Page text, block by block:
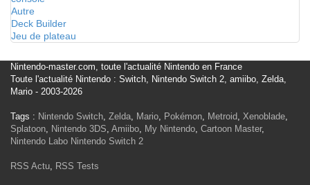
Autre
Deck Builder
Jeu de plateau
Nintendo-master.com, toute l'actualité Nintendo en France
Toute l'actualité Nintendo : Switch, Nintendo Switch 2, amiibo, Zelda,
Mario - 2003-2026
Tags : Nintendo Switch, Zelda, Mario, Pokémon, Metroid, Xenoblade,
Splatoon, Nintendo 3DS, Amiibo, My Nintendo, Cartoon Master,
Nintendo Labo Nintendo Switch 2
RSS Actu, RSS Tests